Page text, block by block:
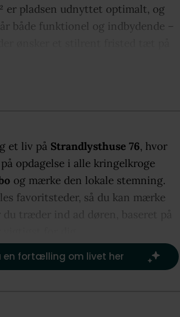
er pladsen udnyttet optimalt, og
både funktionel og indbydende –
beklædning og
mange gulv-til-loft vinduer, som
særlig atmosfære og bringer
binder rummene sammen
elegant udtryk.
er det åbne køkken-alrum,
med elementer fra Svane og
samt alle nødvendige
et liv på Strandlysthuse 76, hvor
opdagelse i alle kringelkroge
og mærke den lokale stemning.
favoritsteder, så du kan mærke
du træder ind ad døren, baseret på
en fortælling om livet her